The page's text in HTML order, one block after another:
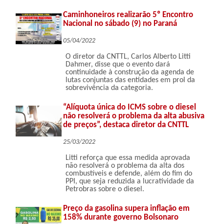
Caminhoneiros realizarão 5º Encontro
Nacional no sábado (9) no Paraná
05/04/2022
O diretor da CNTTL, Carlos Alberto Litti
Dahmer, disse que o evento dará
continuidade à construção da agenda de
lutas conjuntas das entidades em prol da
sobrevivência da categoria.
“Alíquota única do ICMS sobre o diesel
não resolverá o problema da alta abusiva
de preços”, destaca diretor da CNTTL
25/03/2022
Litti reforça que essa medida aprovada
não resolverá o problema da alta dos
combustíveis e defende, além do fim do
PPI, que seja reduzida a lucratividade da
Petrobras sobre o diesel.
Preço da gasolina supera inflação em
158% durante governo Bolsonaro